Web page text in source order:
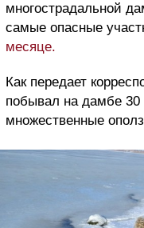
многострадальной
самые опасные
месяце.
Как передает
побывал на дамбе 30
множественные